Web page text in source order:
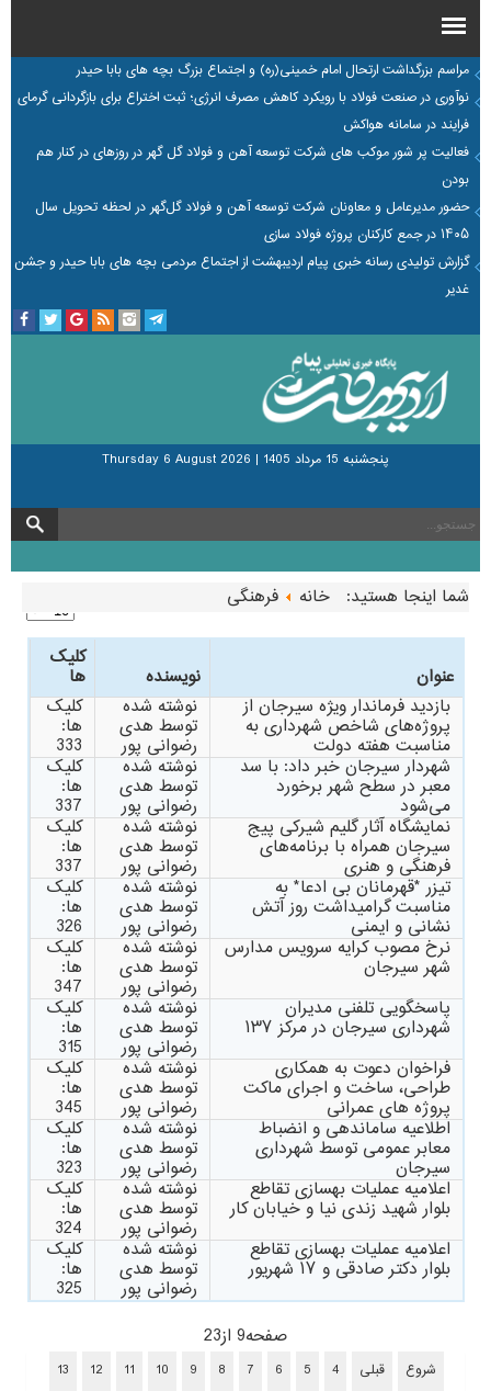
مراسم بزرگداشت ارتحال امام خمینی(ره) و اجتماع بزرگ بچه های بابا حیدر
نوآوری در صنعت فولاد با رویکرد کاهش مصرف انرژی؛ ثبت اختراع برای بازگردانی گرمای
فرایند در سامانه هواکش
فعالیت پر شور موکب های شرکت توسعه آهن و فولاد گل گهر در روزهای در کنار هم
بودن
حضور مدیرعامل و معاونان شرکت توسعه آهن و فولاد گل‌گهر در لحظه تحویل سال
۱۴۰۵ در جمع کارکنان پروژه فولاد سازی
گزارش تولیدی رسانه خبری پیام اردیبهشت از اجتماع مردمی بچه های بابا حیدر و جشن
غدیر
پنجشنبه 15 مرداد 1405 |
Thursday 6 August 2026
شما اینجا هستید: خانه فرهنگی
عنوان نویسنده
کلیک
ها
بازدید فرماندار ویژه سیرجان از
پروژه‌های شاخص شهرداری به
مناسبت هفته‌ دولت
نوشته شده
توسط هدی
رضوانی پور
کلیک
ها:
333
شهردار سیرجان خبر داد: با سد
معبر در سطح شهر برخورد
می‌شود
نوشته شده
توسط هدی
رضوانی پور
کلیک
ها:
337
نمایشگاه آثار گلیم شیرکی پیج
سیرجان همراه با برنامه‌های
فرهنگی و هنری
نوشته شده
توسط هدی
رضوانی پور
کلیک
ها:
337
تیزر *قهرمانان بی ادعا* به
مناسبت گرامیداشت روز آتش
نشانی و ایمنی
نوشته شده
توسط هدی
رضوانی پور
کلیک
ها:
326
نرخ مصوب کرایه سرویس مدارس
شهر سیرجان
نوشته شده
توسط هدی
رضوانی پور
کلیک
ها:
347
پاسخگویی تلفنی مدیران
شهرداری سیرجان در مرکز ۱۳۷
نوشته شده
توسط هدی
رضوانی پور
کلیک
ها:
315
فراخوان دعوت به همکاری
طراحی، ساخت و اجرای ماکت
پروژه های عمرانی
نوشته شده
توسط هدی
رضوانی پور
کلیک
ها:
345
اطلاعیه ساماندهی و انضباط
معابر عمومی توسط شهرداری
سیرجان
نوشته شده
توسط هدی
رضوانی پور
کلیک
ها:
323
اعلامیه عملیات بهسازی تقاطع
بلوار شهید زندی نیا و خیابان کار
نوشته شده
توسط هدی
رضوانی پور
کلیک
ها:
324
اعلامیه عملیات بهسازی تقاطع
بلوار دکتر صادقی و ۱۷ شهریور
نوشته شده
توسط هدی
رضوانی پور
کلیک
ها:
325
صفحه9 از23
شروع قبلی 10
12
13